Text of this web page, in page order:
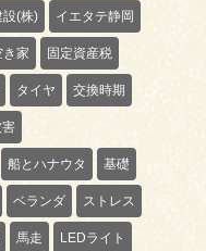
設(株) イエタテ静岡
き家 固定資産税
タイヤ 交換時期
害
船とハナウタ 基礎
ベランダ ストレス
馬走 LEDライト